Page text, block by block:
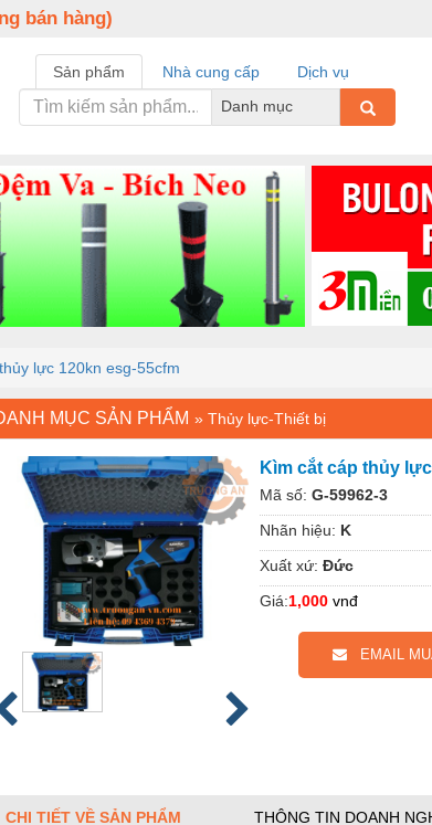
bán hàng)
Sản phẩm Nhà cung cấp
Dịch vụ
Danh mục
lực 120kn esg-55cfm
MỤC SẢN PHẨM » Thủy lực-Thiết bị
Kìm cắt cáp thủy
Mã số: G-59962-3
Nhãn hiệu: K
Xuất xứ: Đức
Giá:1,000 vnđ
EMAIL
CHI TIẾT VỀ SẢN PHẨM THÔNG TIN DOANH